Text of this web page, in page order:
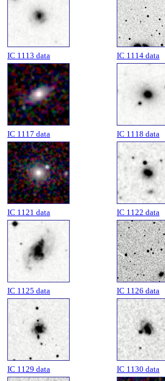
IC 1113 data IC 1114 data
IC 1117 data IC 1118 data
IC 1121 data IC 1122 data
IC 1125 data IC 1126 data
IC 1129 data IC 1130 data